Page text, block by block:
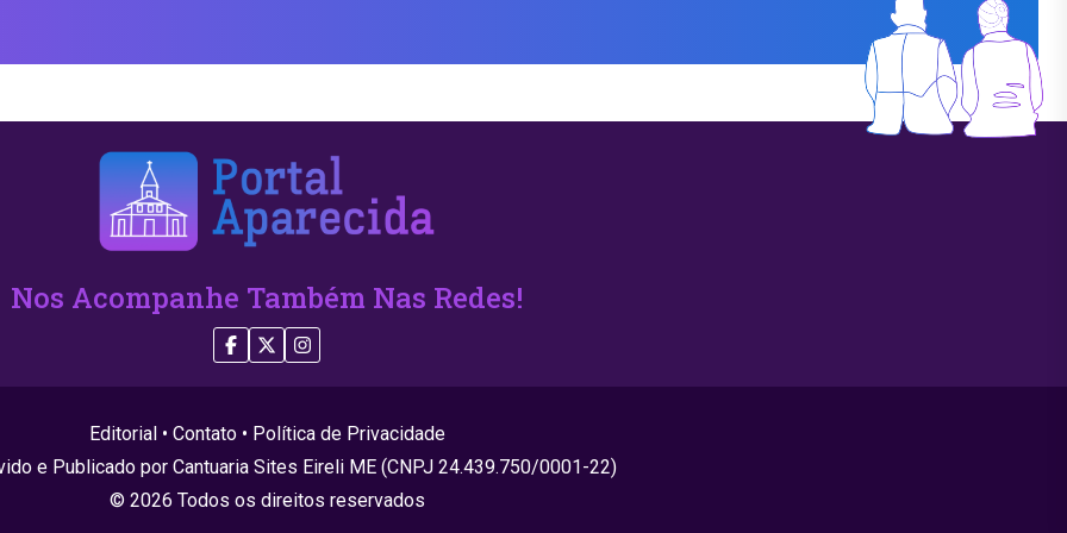
Nos Acompanhe Também Nas Redes!
Editorial• Contato• Política de Privacidade
e Publicado por Cantuaria Sites Eireli ME (CNPJ 24.439.750/0001-22)
© 2026 Todos os direitos reservados